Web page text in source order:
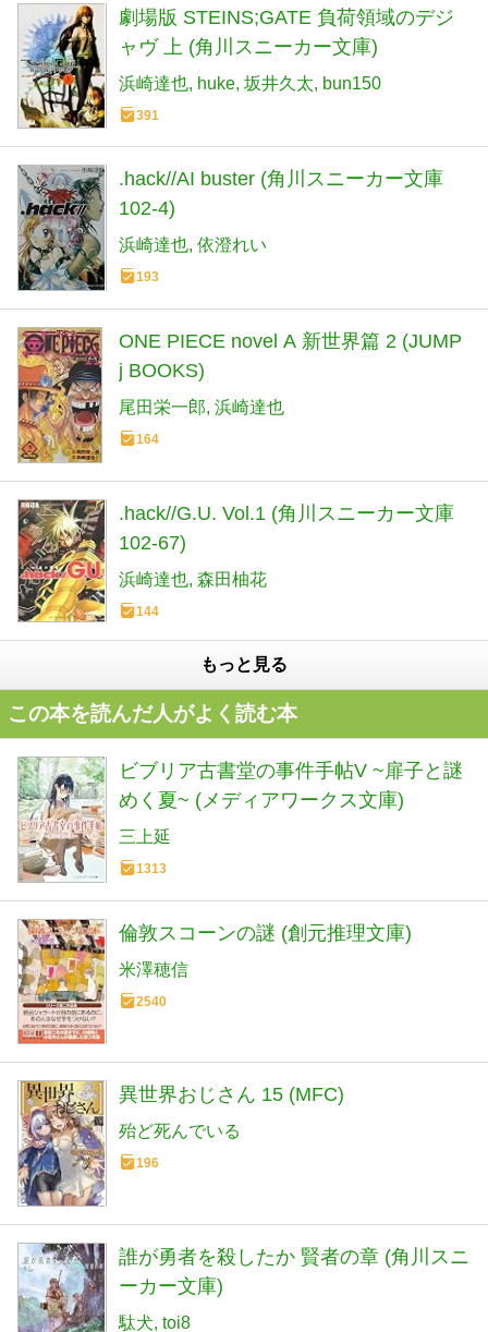
劇場版 STEINS;GATE 負荷領域のデジ
ャヴ 上 (角川スニーカー文庫)
浜崎達也 huke 坂井久太 bun150
391
.hack//AI buster (角川スニーカー文庫
102-4)
浜崎達也 依澄れい
193
ONE PIECE novel A 新世界篇 2 (JUMP
j BOOKS)
尾田栄一郎 浜崎達也
164
.hack//G.U. Vol.1 (角川スニーカー文庫
102-67)
浜崎達也 森田柚花
144
もっと見る
この本を読んだ人がよく読む本
ビブリア古書堂の事件手帖V ~扉子と謎
めく夏~ (メディアワークス文庫)
三上延
1313
倫敦スコーンの謎 (創元推理文庫)
米澤穂信
2540
異世界おじさん 15 (MFC)
殆ど死んでいる
196
誰が勇者を殺したか 賢者の章 (角川スニ
ーカー文庫)
駄犬 toi8